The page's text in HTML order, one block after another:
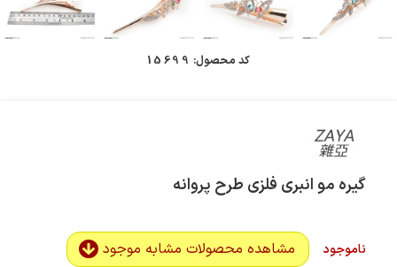
کد محصول: 15699
گیره مو انبری فلزی طرح پروانه
ناموجود مشاهده محصولات مشابه موجود